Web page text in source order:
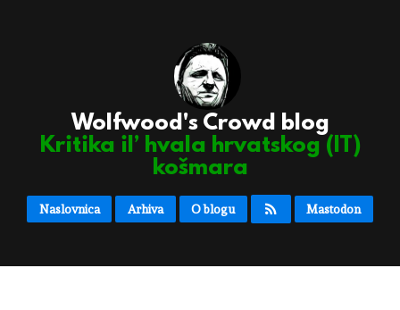
Wolfwood's Crowd blog
Kritika il’ hvala hrvatskog (IT)
košmara
Naslovnica Arhiva O blogu Mastodon